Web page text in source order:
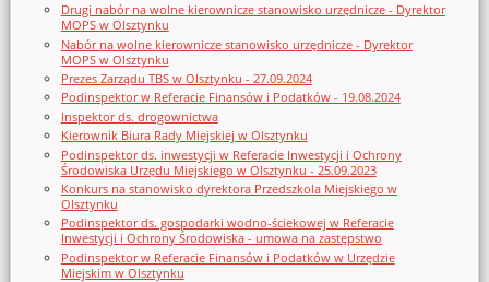
Drugi nabór na wolne kierownicze stanowisko urzędnicze - Dyrektor
MOPS w Olsztynku
Nabór na wolne kierownicze stanowisko urzędnicze - Dyrektor
MOPS w Olsztynku
Prezes Zarządu TBS w Olsztynku - 27.09.2024
Podinspektor w Referacie Finansów i Podatków - 19.08.2024
Inspektor ds. drogownictwa
Kierownik Biura Rady Miejskiej w Olsztynku
Podinspektor ds. inwestycji w Referacie Inwestycji i Ochrony
Środowiska Urzędu Miejskiego w Olsztynku - 25.09.2023
Konkurs na stanowisko dyrektora Przedszkola Miejskiego w
Olsztynku
Podinspektor ds. gospodarki wodno-ściekowej w Referacie
Inwestycji i Ochrony Środowiska - umowa na zastępstwo
Podinspektor w Referacie Finansów i Podatków w Urzędzie
Miejskim w Olsztynku